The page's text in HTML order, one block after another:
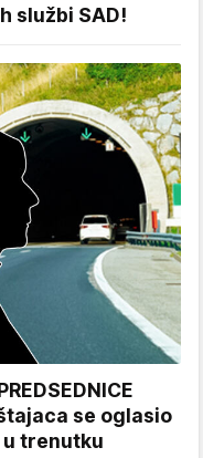
službi SAD!
se oglasio
u trenutku